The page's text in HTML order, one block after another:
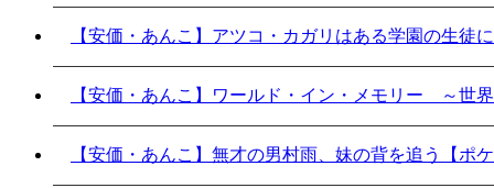
【安価・あんこ】アツコ・カガリはある学園の生徒
【安価・あんこ】ワールド・イン・メモリー ～世
【安価・あんこ】無才の男村雨、妹の背を追う【ポ